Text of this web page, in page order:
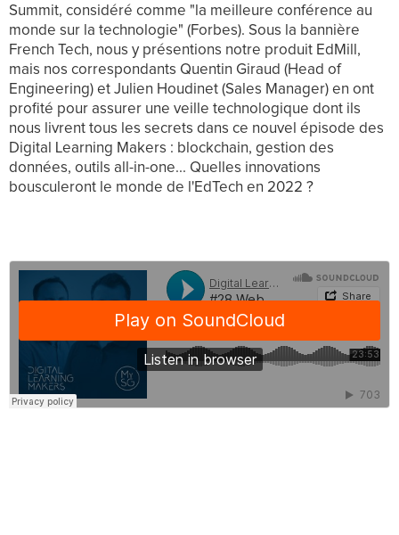
Summit, considéré comme "la meilleure conférence au
monde sur la technologie" (Forbes). Sous la bannière
French Tech, nous y présentions notre produit EdMill,
mais nos correspondants Quentin Giraud (Head of
Engineering) et Julien Houdinet (Sales Manager) en ont
profité pour assurer une veille technologique dont ils
nous livrent tous les secrets dans ce nouvel épisode des
Digital Learning Makers : blockchain, gestion des
données, outils all-in-one... Quelles innovations
bousculeront le monde de l'EdTech en 2022 ?